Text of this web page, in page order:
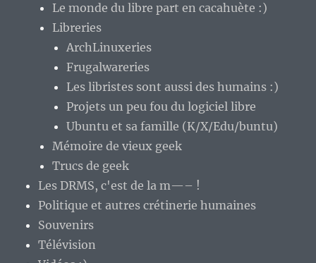
Le monde du libre part en cacahuète :)
Libreries
ArchLinuxeries
Frugalwareries
Les libristes sont aussi des humains :)
Projets un peu fou du logiciel libre
Ubuntu et sa famille (K/X/Edu/buntu)
Mémoire de vieux geek
Trucs de geek
Les DRMS, c'est de la m—– !
Politique et autres crétinerie humaines
Souvenirs
Télévision